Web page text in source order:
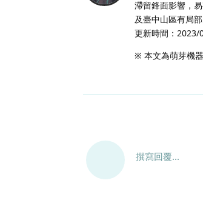
滯留鋒面影響，
及臺中山區有局
更新時間：2023/
※ 本文為萌芽機
撰寫回覆...